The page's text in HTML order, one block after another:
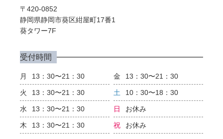
〒420-0852
静岡県静岡市葵区紺屋町17番1
葵タワー7F
受付時間
月 13：30〜21：30
火 13：30〜21：30
水 13：30〜21：30
木 13：30〜21：30
金 13：30〜21：30
土 10：30〜18：30
日 お休み
祝 お休み